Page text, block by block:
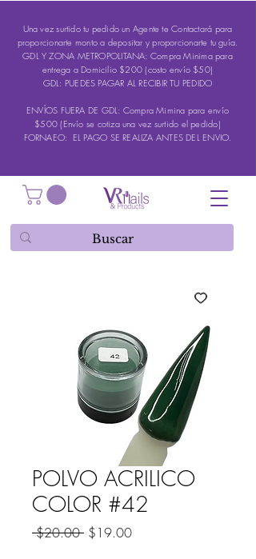
Una vez surtido tu pedido un Agente te Contactará para
proporcionarte monto a depositar y proporcionarte tu guía.
GDL Y ZONA METROPOLITANA: Compra Minima para
entrega a Domicilio $200 (costo envío $50)
GDL: PUEDES PAGAR AL RECIBIR TU PEDIDO
ENVÍOS FUERA DE GDL: Compra Mimina para envío
$500 (Envío se cotiza una vez surtido el pedido)
FORNAEO: EL PAGO SE REALIZA ANTES DEL ENVIO.
POLVO ACRILICO
COLOR #42
$20.00 Precio
$19.00Precio